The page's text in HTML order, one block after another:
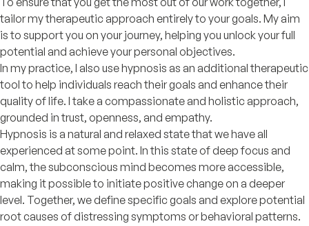
tailor my therapeutic approach entirely to your goals. My aim
is to support you on your journey, helping you unlock your full
potential and achieve your personal objectives.
In my practice, I also use hypnosis as an additional therapeutic
tool to help individuals reach their goals and enhance their
quality of life. I take a compassionate and holistic approach,
grounded in trust, openness, and empathy.
Hypnosis is a natural and relaxed state that we have all
experienced at some point. In this state of deep focus and
calm, the subconscious mind becomes more accessible,
making it possible to initiate positive change on a deeper
level. Together, we define specific goals and explore potential
root causes of distressing symptoms or behavioral patterns.